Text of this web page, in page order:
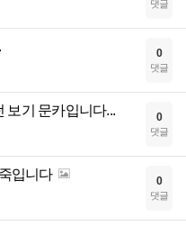
댓글
0
댓글
보기 문카입니다... 0
댓글
입니다 0
댓글